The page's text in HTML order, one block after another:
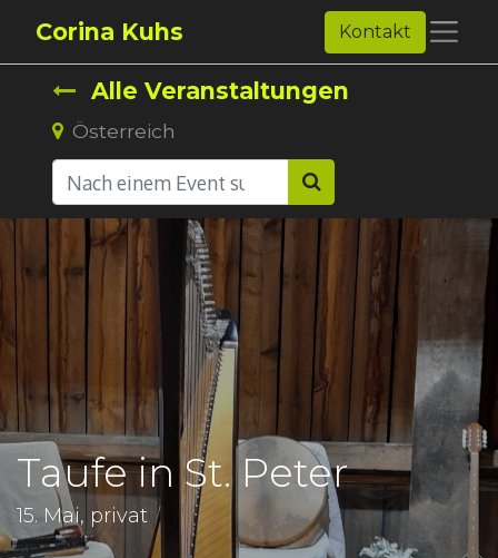
Corina Kuhs Kontakt
Alle Veranstaltungen
Österreich
Taufe in St. Peter
15. Mai, privat